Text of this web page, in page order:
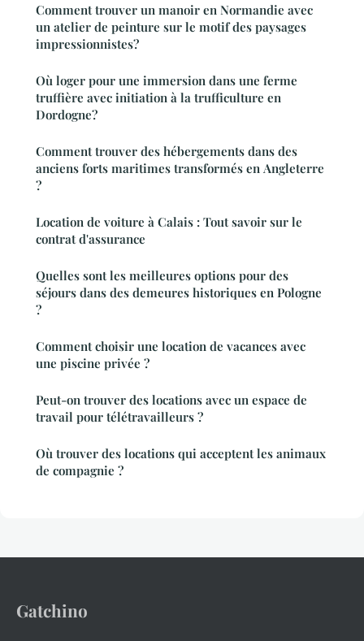
Comment trouver un manoir en Normandie avec
un atelier de peinture sur le motif des paysages
impressionnistes?
Où loger pour une immersion dans une ferme
truffière avec initiation à la trufficulture en
Dordogne?
Comment trouver des hébergements dans des
anciens forts maritimes transformés en Angleterre
?
Location de voiture à Calais : Tout savoir sur le
contrat d'assurance
Quelles sont les meilleures options pour des
séjours dans des demeures historiques en Pologne
?
Comment choisir une location de vacances avec
une piscine privée ?
Peut-on trouver des locations avec un espace de
travail pour télétravailleurs ?
Où trouver des locations qui acceptent les animaux
de compagnie ?
Gatchino